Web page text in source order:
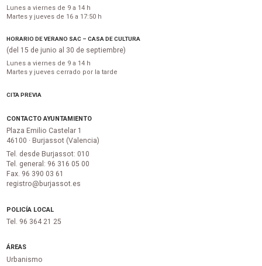
Lunes a viernes de 9 a 14 h
Martes y jueves de 16 a 17:50 h
HORARIO DE VERANO SAC – CASA DE CULTURA
(del 15 de junio al 30 de septiembre)
Lunes a viernes de 9 a 14 h
Martes y jueves cerrado por la tarde
CITA PREVIA
CONTACTO AYUNTAMIENTO
Plaza Emilio Castelar 1
46100 · Burjassot (Valencia)
Tel. desde Burjassot: 010
Tel. general: 96 316 05 00
Fax. 96 390 03 61
registro@burjassot.es
POLICÍA LOCAL
Tel. 96 364 21 25
ÁREAS
Urbanismo